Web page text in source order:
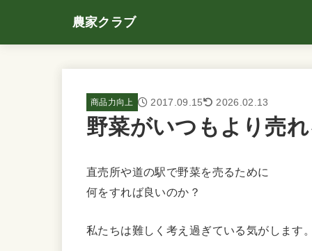
農家クラブ
商品力向上 2017.09.15 2026.02.13
野菜がいつもより売
直売所や道の駅で野菜を売るために
何をすれば良いのか？
私たちは難しく考え過ぎている気がします